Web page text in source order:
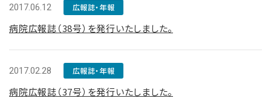
2017.06.12 広報誌・年報
病院広報誌（38号）を発行いたしました。
2017.02.28 広報誌・年報
病院広報誌（37号）を発行いたしました。